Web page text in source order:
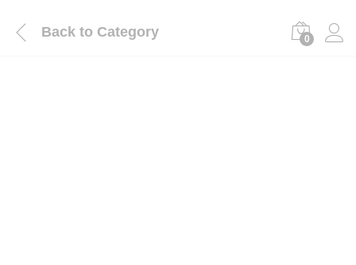
Back to Category 0